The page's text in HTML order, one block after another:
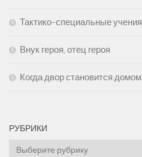
Тактико-специальные учения
Внук героя, отец героя
Когда двор становится домом
РУБРИКИ
Рубрики